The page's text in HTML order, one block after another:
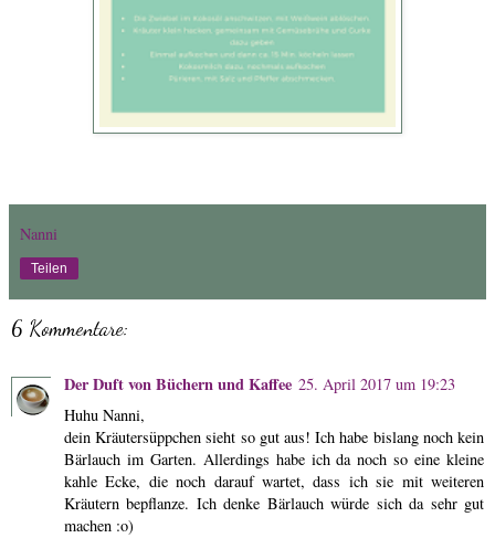
Nanni
Teilen
6 Kommentare:
Der Duft von Büchern und Kaffee 25. April 2017 um 19:23
Huhu Nanni,
dein Kräutersüppchen sieht so gut aus! Ich habe bislang noch kein
Bärlauch im Garten. Allerdings habe ich da noch so eine kleine
kahle Ecke, die noch darauf wartet, dass ich sie mit weiteren
Kräutern bepflanze. Ich denke Bärlauch würde sich da sehr gut
machen :o)